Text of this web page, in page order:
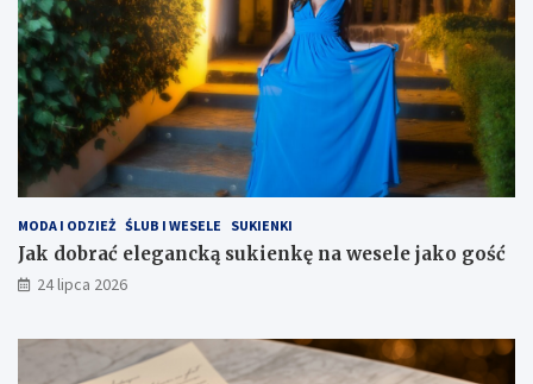
MODA I ODZIEŻ ŚLUB I WESELE SUKIENKI
Jak dobrać elegancką sukienkę na wesele jako gość
24 lipca 2026